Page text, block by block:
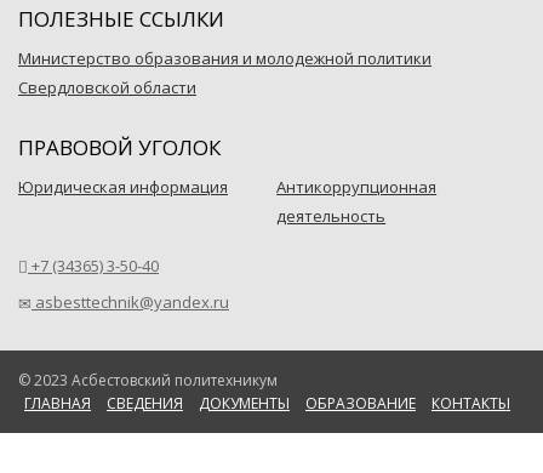
ПОЛЕЗНЫЕ ССЫЛКИ
Министерство образования и молодежной политики
Свердловской области
ПРАВОВОЙ УГОЛОК
Юридическая информация
Антикоррупционная
деятельность
+7 (34365) 3-50-40
asbesttechnik@yandex.ru
© 2023 Асбестовский политехникум
ГЛАВНАЯ
СВЕДЕНИЯ ДОКУМЕНТЫ ОБРАЗОВАНИЕ КОНТАКТЫ